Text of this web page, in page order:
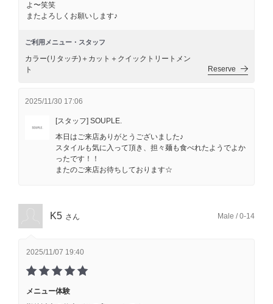
よ〜笑笑
またよろしくお願いします♪
ご利用メニュー・スタッフ
カラー(リタッチ)＋カット＋クイックトリートメン
ト
Reserve
2025/11/30 17:06
[スタッフ] SOUPLE.
本日はご来店ありがとうございました♪
スタイルも気に入って頂き、担々麺も食べれたようでよか
ったです！！
またのご来店お待ちしております☆
K5 さん Male / 0-14
2025/11/07 19:40
メニュー体験